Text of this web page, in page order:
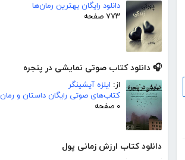
دانلود رایگان بهترین رمان‌ها
۷۷۳ صفحه
🎧 دانلود کتاب صوتی نمایشی در پنجره
از: ایلزه آیشینگر
کتاب‌های صوتی رایگان داستان و رمان
۰ صفحه
دانلود کتاب ارزش زمانی پول